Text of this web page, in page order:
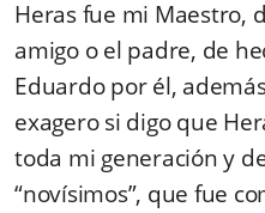
Heras fue mi Maestro,
amigo o el padre, de
Eduardo por él,
exagero si digo que
toda mi generación y
“novísimos”, que fue